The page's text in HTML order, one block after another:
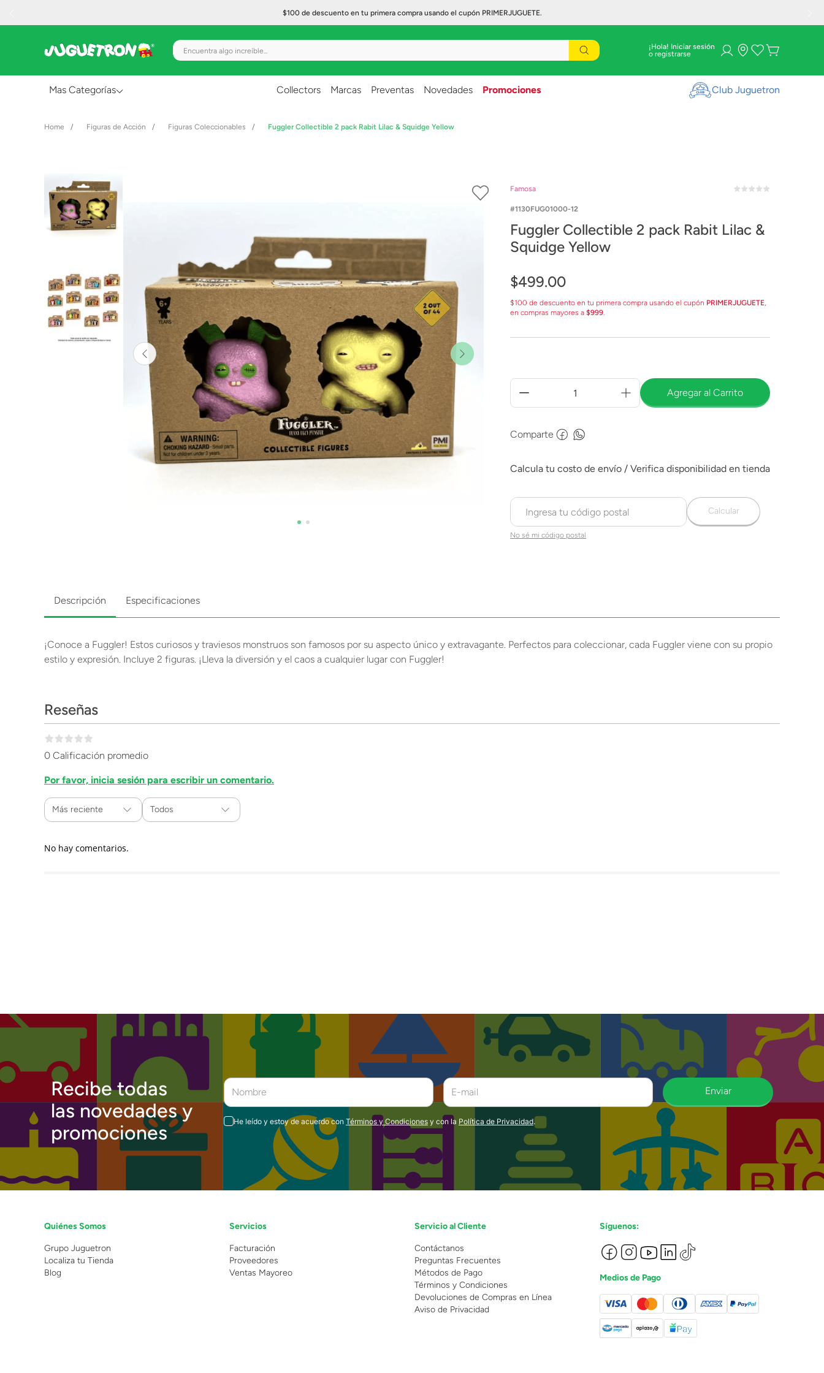
$100 de descuento en tu primera compra usando el cupón PRIMERJUGUETE.
Encuentra algo increíble... ¡Hola! Iniciar sesión
Mas Categorías
Creatividad y Arte
Figuras de Acción
Gadgets y Electrónicos
Lanzadores
Muñecas
Construcción
Collectors Marcas Preventas Novedades Promociones Club Juguetron
Figuras de Acción Figuras Coleccionables Fuggler Collectible 2 pack Rabit Lilac & Squidge Yellow
Famosa
1130FUG01000-12
Fuggler Collectible 2 pack Rabit Lilac &
Squidge Yellow
$499.00
$100 de descuento en tu primera compra usando el cupón PRIMERJUGUETE,
en compras mayores a $999.
Agregar al Carrito
Comparte
No sé mi código postal
Calcular
Descripción Especificaciones
¡Conoce a Fuggler! Estos curiosos y traviesos monstruos son famosos por su aspecto único y extravagante. Perfectos para coleccionar, cada Fuggler viene con su propio
estilo y expresión. Incluye 2 figuras. ¡Lleva la diversión y el caos a cualquier lugar con Fuggler!
Reseñas
0 Calificación promedio
Por favor, inicia sesión para escribir un comentario.
Más reciente Todos
No hay comentarios.
Recibe todas
las novedades y
promociones
Enviar
He leído y estoy de acuerdo con Términos y Condiciones y con la Política de Privacidad.
Quiénes Somos
Grupo Juguetron
Localiza tu Tienda
Blog
Servicios
Facturación
Proveedores
Ventas Mayoreo
Servicio al Cliente
Contáctanos
Preguntas Frecuentes
Métodos de Pago
Términos y Condiciones
Devoluciones de Compras en Línea
Aviso de Privacidad
Síguenos:
Medios de Pago